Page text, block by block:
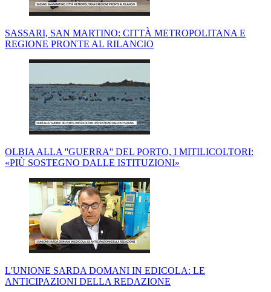
SASSARI, SAN MARTINO: CITTÀ METROPOLITANA E
REGIONE PRONTE AL RILANCIO
OLBIA ALLA ''GUERRA'' DEL PORTO, I MITILICOLTORI:
«PIÙ SOSTEGNO DALLE ISTITUZIONI»
L'UNIONE SARDA DOMANI IN EDICOLA: LE
ANTICIPAZIONI DELLA REDAZIONE